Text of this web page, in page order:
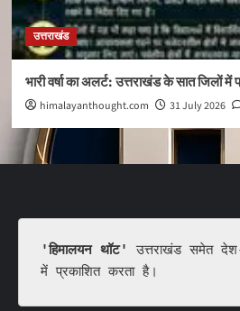
उत्तराखंड
भारी वर्षा का अलर्ट: उत्तराखंड के सात जिलों
himalayanthought.com 31 July 2026
'हिमालयन थॉट'
उत्तराखंड समेत
में प्रकाशित करता है।